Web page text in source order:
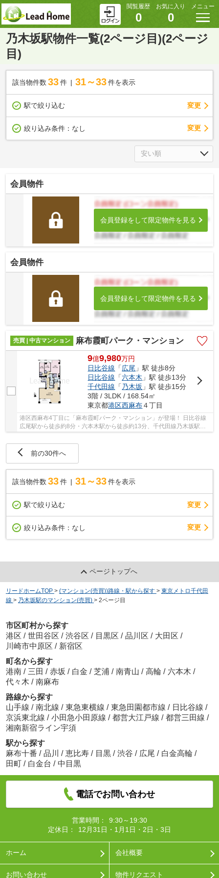
閲覧履歴
0
お気に入り
0
メニュー
乃木坂駅物件一覧(2ページ目)(2ページ
目)
該当物件数 33件 31～33 件を表示
駅で絞り込む 変更
絞り込み条件： なし 変更
会員物件
会員登録をして限定物件を見る
会員物件
会員登録をして限定物件を見る
売買 | 中古マンション 麻布霞町パーク・マンション
9億9,980万円
日比谷線 「広尾 」駅 徒歩8分
日比谷線 「六本木 」駅 徒歩13分
千代田線 「 乃木坂 」駅 徒歩15分
3階 / 3LDK / 168.54㎡
東京都港区西麻布４丁目
港区西麻布4丁目に「麻布霞町パーク・マンション」が登場！ 日比谷線
広尾駅から徒歩約8分・六本木駅から徒歩約13分、千代田線乃木坂駅か
ら徒歩約15分。 3路線3駅利用可能な大変便利な...
前の30件へ
該当物件数 33件 31～33 件を表示
駅で絞り込む 変更
絞り込み条件： なし 変更
ページトップへ
リードホームTOP > (マンション(売買))路線・駅から探す > 東京メトロ千代田
線 > 乃木坂駅のマンション(売買) > 2ページ目
市区町村から探す
港区 / 世田谷区 / 渋谷区 / 目黒区 / 品川区 / 大田区 /
川崎市中原区 / 新宿区
町名から探す
港南 / 三田 / 赤坂 / 白金 / 芝浦 / 南青山 / 高輪 / 六本木 /
代々木 / 南麻布
路線から探す
山手線 / 南北線 / 東急東横線 / 東急田園都市線 / 日比谷線 /
京浜東北線 / 小田急小田原線 / 都営大江戸線 / 都営三田線 /
湘南新宿ライン宇須
駅から探す
麻布十番 / 品川 / 恵比寿 / 目黒 / 渋谷 / 広尾 / 白金高輪 /
田町 / 白金台 / 中目黒
電話でお問い合わせ
営業時間：
9:30～19:30
定休日：
12月31日・1月1日・2日・3日
ホーム 会社概要
お問い合わせ 物件リクエスト